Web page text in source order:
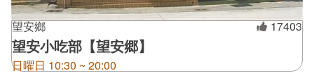
望安鄉 17403
望安小吃部【望安郷】
日曜日 10:30 ~ 20:00